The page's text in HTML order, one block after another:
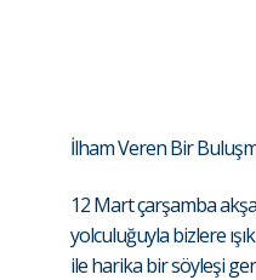
İlham Veren Bir
12 Mart çarşamba
yolculuğuyla bizlere
ile harika bir söyleşi